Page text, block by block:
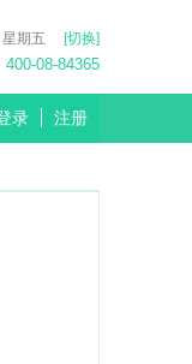
星期五 [切换]
400-08-84365
录 注册